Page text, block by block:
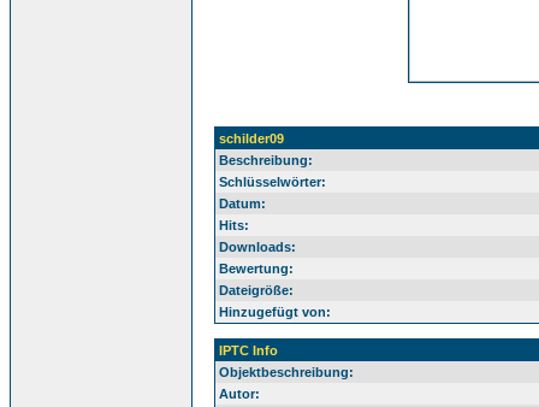
schilder09
Beschreibung:
Schlüsselwörter:
Datum:
Hits:
Downloads:
Bewertung:
Dateigröße:
Hinzugefügt von:
IPTC Info
Objektbeschreibung:
Autor: